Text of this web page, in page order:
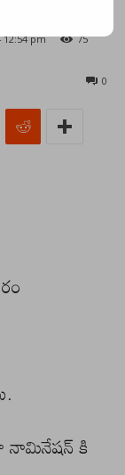
12:54 pm 75
0
నామినేషన్ కి